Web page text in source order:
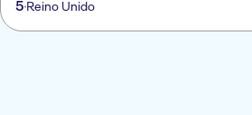
5 Reino Unido